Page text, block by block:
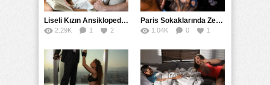
Liseli Kızın Ansiklopedisini Kitap Gibi Tane Tane Okudu
2.29K 1 2
Paris Sokaklarında Zenci Yarağını Gırtlağına Kadar İndirdi
1.04K 0 1